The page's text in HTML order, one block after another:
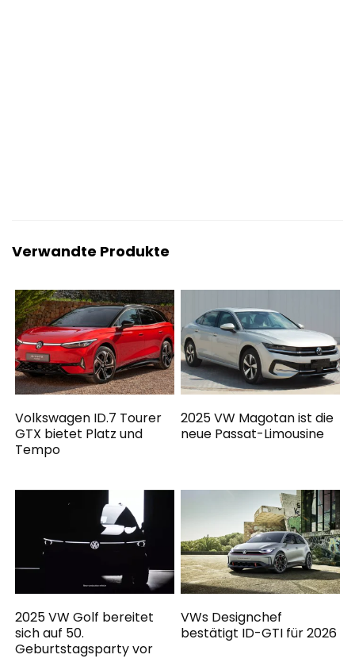
Verwandte Produkte
Volkswagen ID.7 Tourer
GTX bietet Platz und
Tempo
2025 VW Magotan ist die
neue Passat-Limousine
2025 VW Golf bereitet
sich auf 50.
Geburtstagsparty vor
VWs Designchef
bestätigt ID-GTI für 2026